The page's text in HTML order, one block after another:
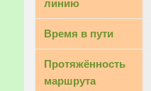
линию
Время в пути
Протяжённость
маршрута